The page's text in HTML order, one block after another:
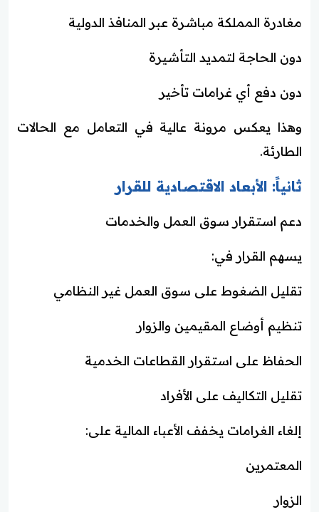
مغادرة المملكة مباشرة عبر المنافذ الدولية
دون الحاجة لتمديد التأشيرة
دون دفع أي غرامات تأخير
وهذا يعكس مرونة عالية في التعامل مع الحالات
الطارئة.
ثانياً: الأبعاد الاقتصادية للقرار
دعم استقرار سوق العمل والخدمات
يسهم القرار في:
تقليل الضغوط على سوق العمل غير النظامي
تنظيم أوضاع المقيمين والزوار
الحفاظ على استقرار القطاعات الخدمية
تقليل التكاليف على الأفراد
إلغاء الغرامات يخفف الأعباء المالية على:
المعتمرين
الزوار